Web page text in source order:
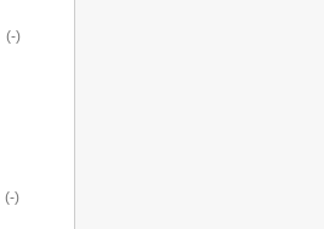
(-)
(-)